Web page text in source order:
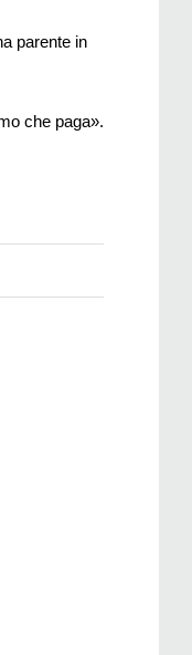
parente in
che paga».